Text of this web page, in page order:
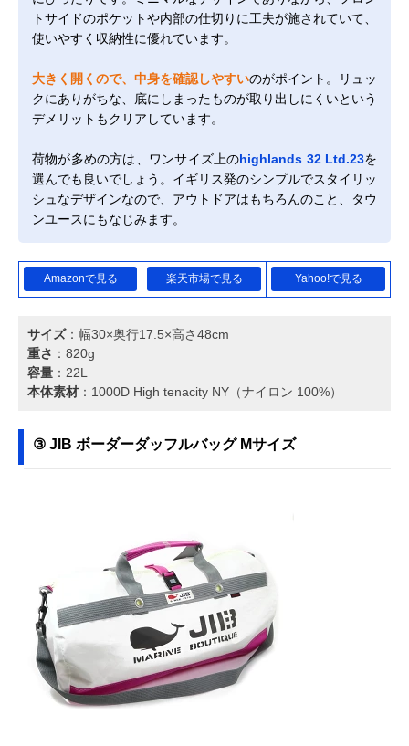
トサイドのポケットや内部の仕切りに工夫が施されていて、
使いやすく収納性に優れています。
大きく開くので、中身を確認しやすいのがポイント。リュッ
クにありがちな、底にしまったものが取り出しにくいという
デメリットもクリアしています。
荷物が多めの方は、ワンサイズ上のhighlands 32 Ltd.23を
選んでも良いでしょう。イギリス発のシンプルでスタイリッ
シュなデザインなので、アウトドアはもちろんのこと、タウ
ンユースにもなじみます。
Amazonで見る 楽天市場で見る Yahoo!で見る
サイズ：幅30×奥行17.5×高さ48cm
重さ ：820g
容量 ：22L
本体素材 ：1000D High tenacity NY（ナイロン 100%）
③ JIB ボーダーダッフルバッグ Mサイズ